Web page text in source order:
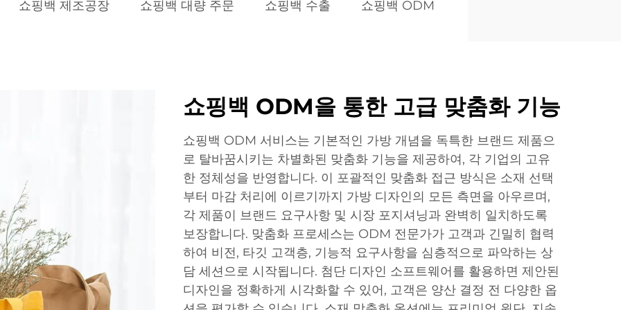
쇼핑백 제조공장 쇼핑백 대량 주문 쇼핑백 수출 쇼핑백 ODM
쇼핑백 ODM을 통한 고급 맞춤화 기능
쇼핑백 ODM 서비스는 기본적인 가방 개념을 독특한 브랜드 제품으
로 탈바꿈시키는 차별화된 맞춤화 기능을 제공하여, 각 기업의 고유
한 정체성을 반영합니다. 이 포괄적인 맞춤화 접근 방식은 소재 선택
부터 마감 처리에 이르기까지 가방 디자인의 모든 측면을 아우르며,
각 제품이 브랜드 요구사항 및 시장 포지셔닝과 완벽히 일치하도록
보장합니다. 맞춤화 프로세스는 ODM 전문가가 고객과 긴밀히 협력
하여 비전, 타깃 고객층, 기능적 요구사항을 심층적으로 파악하는 상
담 세션으로 시작됩니다. 첨단 디자인 소프트웨어를 활용하면 제안된
디자인을 정확하게 시각화할 수 있어, 고객은 양산 결정 전 다양한 옵